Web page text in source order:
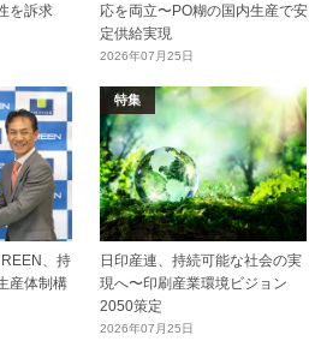
を訴求
応を両立〜PO糊の国内生産で安
定供給実現
2026年07月25日
、持
産体制構
特集
日印産連、持続可能な社会の実
現へ〜印刷産業環境ビジョン
2050策定
2026年07月25日